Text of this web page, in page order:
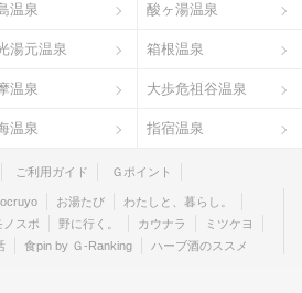
温泉 酸ヶ湯温泉
湯元温泉 箱根温泉
温泉 大歩危祖谷温泉
温泉 指宿温泉
ご利用ガイド Ｇポイント
ocruyo お湯たび
わたしと、暮らし。
ノスポ 野に行く。 カウナラ
ミツケヨ
食pin by Ｇ-Ranking ハーブ酒のススメ